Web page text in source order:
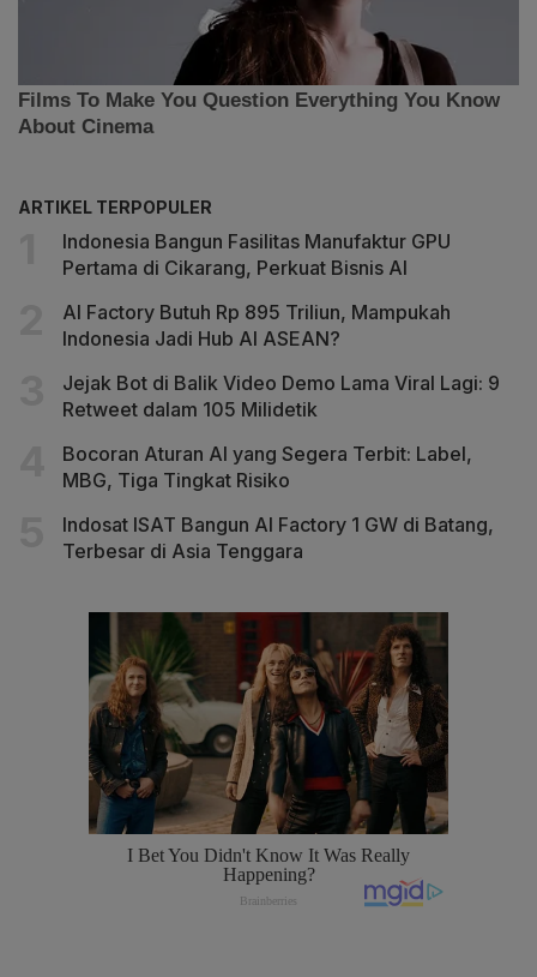
ARTIKEL TERPOPULER
Indonesia Bangun Fasilitas Manufaktur GPU
Pertama di Cikarang, Perkuat Bisnis AI
AI Factory Butuh Rp 895 Triliun, Mampukah
Indonesia Jadi Hub AI ASEAN?
Jejak Bot di Balik Video Demo Lama Viral Lagi: 9
Retweet dalam 105 Milidetik
Bocoran Aturan AI yang Segera Terbit: Label,
MBG, Tiga Tingkat Risiko
Indosat ISAT Bangun AI Factory 1 GW di Batang,
Terbesar di Asia Tenggara